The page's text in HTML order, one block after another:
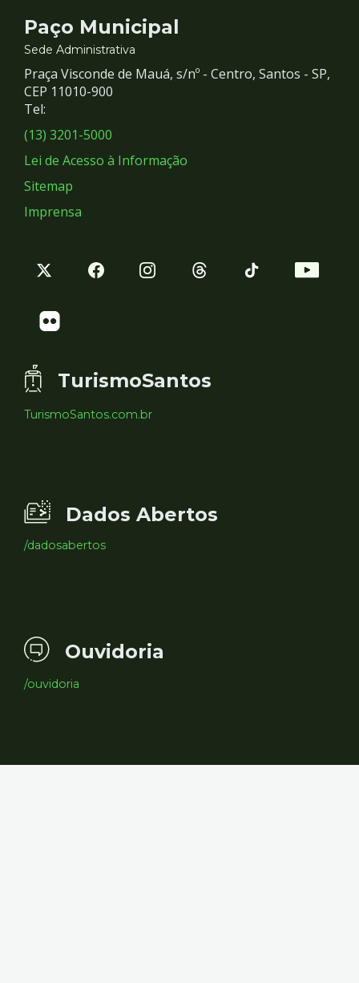
Contato
e
Redes
Sociais
Paço Municipal
Sede Administrativa
Praça Visconde de Mauá, s/nº - Centro, Santos - SP,
CEP 11010-900
Tel:
(13) 3201-5000
Lei de Acesso à Informação
Sitemap
Imprensa
TurismoSantos
TurismoSantos.com.br
Dados Abertos
/dadosabertos
Ouvidoria
/ouvidoria